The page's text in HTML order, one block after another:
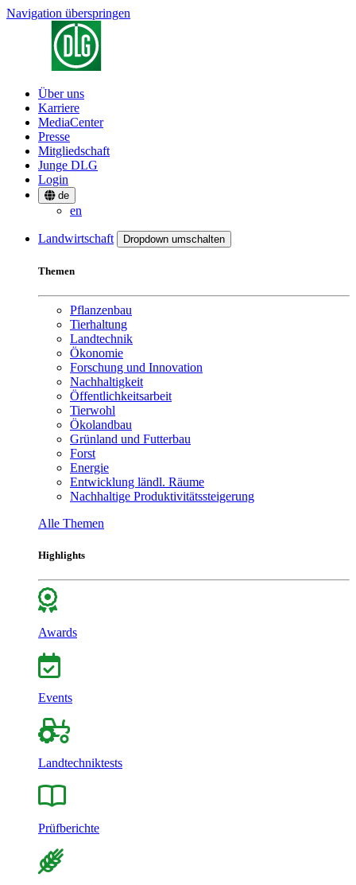
Navigation überspringen
Über uns
Karriere
MediaCenter
Presse
Mitgliedschaft
Junge DLG
Login
de
en
Landwirtschaft Dropdown umschalten
Themen
Pflanzenbau
Tierhaltung
Landtechnik
Ökonomie
Forschung und Innovation
Nachhaltigkeit
Öffentlichkeitsarbeit
Tierwohl
Ökolandbau
Grünland und Futterbau
Forst
Energie
Entwicklung ländl. Räume
Nachhaltige Produktivitätssteigerung
Alle Themen
Highlights
Awards
Events
Landtechniktests
Prüfberichte